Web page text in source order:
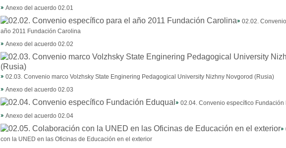
Anexo del acuerdo 02.01
02.02.
año 2011 Fundación Carolina
Anexo del acuerdo 02.02
02.03. Convenio marco Volzhsky State Enginering Pedagogical University Nizhny Novgorod (Rusia)
Anexo del acuerdo 02.03
02.04. Convenio específico Fundación
Anexo del acuerdo 02.04
con la UNED en las Oficinas de Educación en el exterior